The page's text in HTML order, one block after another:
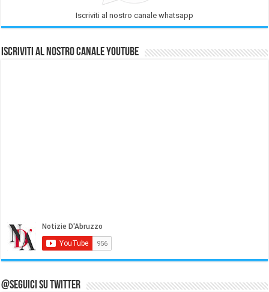
Iscriviti al nostro canale whatsapp
Iscriviti al nostro Canale Youtube
@Seguici su Twitter